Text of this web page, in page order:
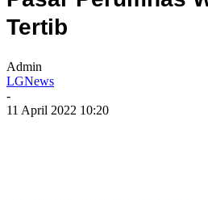
Tertib
Admin
LGNews
-
11 April 2022 10:20